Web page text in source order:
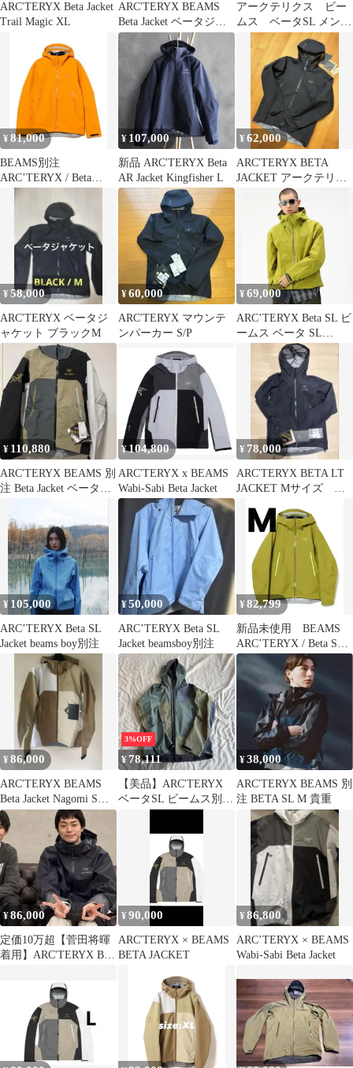
ARC'TERYX Beta Jacket
Trail Magic XL
ARC'TERYX BEAMS
Beta Jacket ベータジャ
ケット L
アークテリクス ビー
ムス ベータSL メンズ
S グレー ゴアテック
ス ナイロン
¥81,000
BEAMS別注
ARC’TERYX / Beta
Jacket （M）
¥ 107,000
新品 ARC'TERYX Beta
AR Jacket Kingfisher L
¥62,000
ARC'TERYX BETA
JACKET アークテリク
ス ベータ ジャケット
¥58,000
ARC'TERYX ベータジ
ャケット ブラックM
¥60,000
ARC'TERYX マウンテ
ンパーカー S/P
¥69,000
ARC’TERYX Beta SL ビ
ームス ベータ SL
BEAMS 別注
¥ 110,880
ARC'TERYX BEAMS 別
注 Beta Jacket ベータジ
¥104,800
ARC'TERYX x BEAMS
Wabi-Sabi Beta Jacket
¥ 78,000
ARC'TERYX BETA LT
JACKET Mサイズ バ
¥ 105,000
ARC’TERYX Beta SL
Jacket beams boy別注
¥50,000
ARC’TERYX Beta SL
Jacket beamsboy別注
¥82,799
新品未使用 BEAMS
ARC’TERYX / Beta SL
Jacket M
¥86,000
ARC'TERYX BEAMS
Beta Jacket Nagomi Sサ
イズ
3%OFF
¥78,111
【美品】ARC'TERYX
ベータSL ビームス別注
¥38,000
ARC'TERYX BEAMS 別
注 BETA SL M 貴重
¥86,000
定価10万超【菅田将暉
着用】ARC'TERYX Beta
¥90,000
ARC'TERYX × BEAMS
BETA JACKET
¥86,800
ARC’TERYX × BEAMS
Wabi-Sabi Beta Jacket